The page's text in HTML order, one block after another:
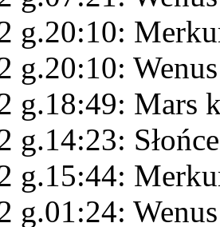
g.20:10:
g.20:10:
g.18:49: Mars
g.14:23:
g.15:44:
g.01:24: